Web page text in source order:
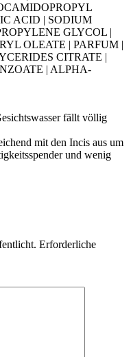
ACID | SODIUM
GLYCOL |
OLEATE | PARFUM |
CITRATE |
| ALPHA-
fällt völlig
mit den Incis aus um
und wenig
Erforderliche